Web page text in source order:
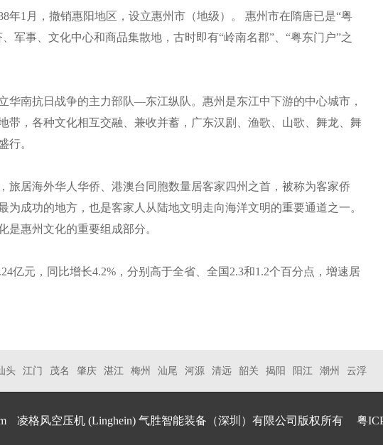
年1月，撤销惠阳地区，设立惠州市（地级）。 惠州市在隋唐已是“粤
军事、文化中心和商品集散地，古时即有“岭南名郡”、“粤东门户”之
华南抗日战争的主力部队—东江纵队。惠州是东江中下游的中心城市，
带，各种文化相互交融、兼收并蓄，广东汉剧、渔歌、山歌、舞龙、舞
行。
旅居海外华人华侨、港澳台同胞数量居客家四州之首，被称为客家侨
成功的地方，也是客家人从陆地文明走向海洋文明的重要通道之一。
是惠州文化的重要组成部分。
亿元，同比增长4.2%，分别高于全省、全国2.3和1.2个百分点，增速居
头 江门 茂名 肇庆 湛江 梅州 汕尾 河源 清远 韶关 揭阳 阳江 潮州 云浮
凌格风空压机 (Linghein) 气胜智能装备（深圳）有限公司版权所有 粤